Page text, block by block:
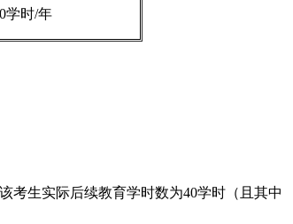
学时/年
生实际后续教育学时数为40学时（且其中